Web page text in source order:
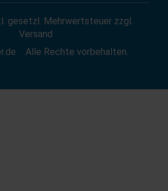
gesetzl. Mehrwertsteuer zzgl.
Versand
Alle Rechte vorbehalten.